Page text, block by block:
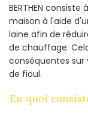
BERTHEN consiste
maison à l'aide
laine afin de
de chauffage.
conséquentes
de fioul.
En quoi